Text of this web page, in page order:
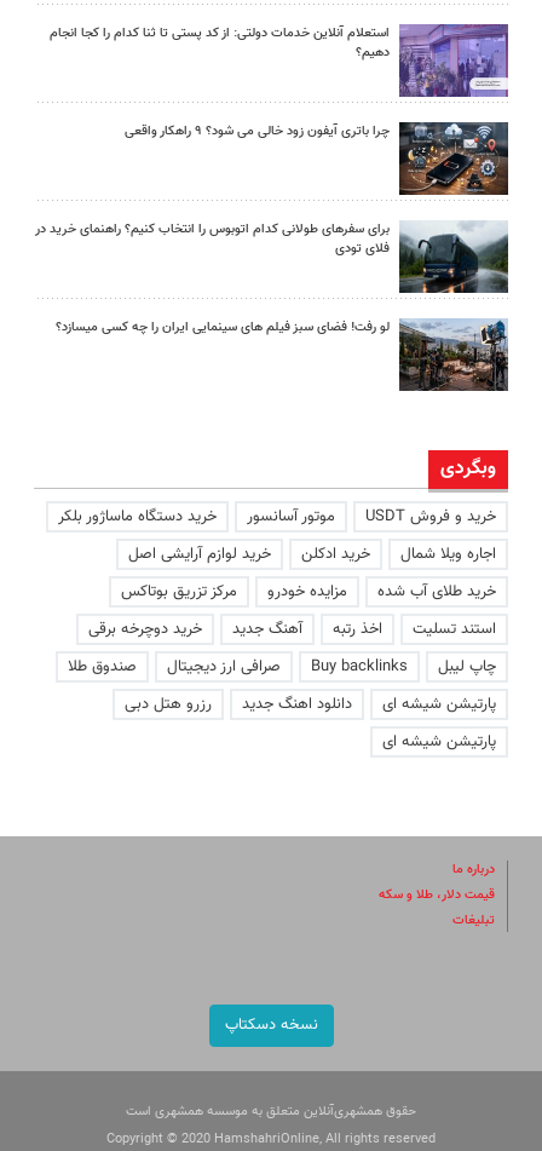
استعلام آنلاین خدمات دولتی: از کد پستی تا ثنا کدام را کجا انجام
دهیم؟
چرا باتری آیفون زود خالی می شود؟ ۹ راهکار واقعی
برای سفرهای طولانی کدام اتوبوس را انتخاب کنیم؟ راهنمای خرید در
فلای تودی
لو رفت! فضای سبز فیلم های سینمایی ایران را چه کسی میسازد؟
وبگردی
خرید و فروش USDT موتور آسانسور
خرید دستگاه ماساژور بلکر
اجاره ویلا شمال
خرید ادکلن
خرید لوازم آرایشی اصل
خرید طلای آب شده
مزایده خودرو
مرکز تزریق بوتاکس
استند تسلیت
اخذ رتبه آهنگ جدید
خرید دوچرخه برقی
چاپ لیبل
Buy backlinks صرافی ارز دیجیتال
صندوق طلا
پارتیشن شیشه ای
دانلود اهنگ جدید
رزرو هتل دبی
پارتیشن شیشه ای
درباره ما
قیمت دلار، طلا و سکه
تبلیغات
نسخه دسکتاپ
حقوق همشهری‌آنلاین متعلق به موسسه همشهری است
Copyright © 2020 HamshahriOnline, All rights reserved